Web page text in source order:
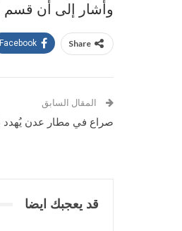
وأشار إلى أن قسم
Share
Facebook
المقال السابق
صراع في مطار عدن يُهدد
قد يعجبك ايضا